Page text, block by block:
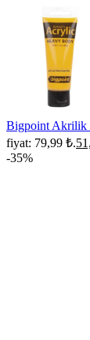
Bigpoint Akrilik
fiyat: 79,99 ₺.
-35%